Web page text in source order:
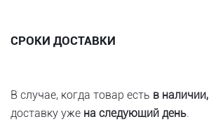
СРОКИ ДОСТАВКИ
В случае, когда товар есть в наличии,
доставку уже на следующий день.